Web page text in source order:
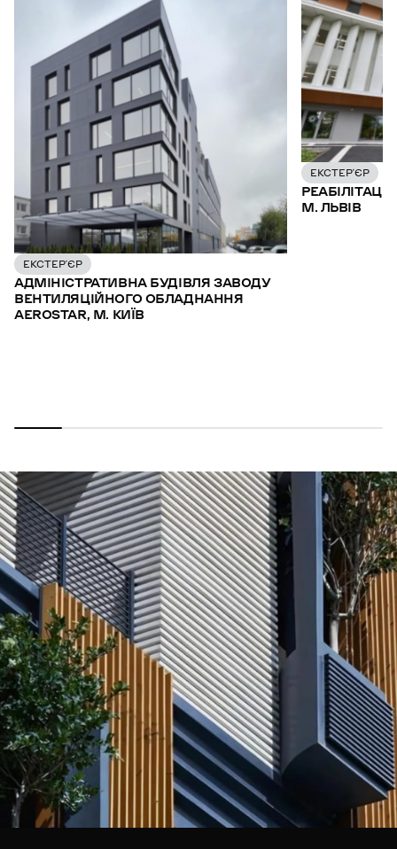
ЕКСТЕР’ЄР
АДМІНІСТРАТИВНА БУДІВЛЯ ЗАВОДУ
ВЕНТИЛЯЦІЙНОГО ОБЛАДНАННЯ
AEROSTAR, М. КИЇВ
ЕКСТЕР’ЄР
М. ЛЬВІВ